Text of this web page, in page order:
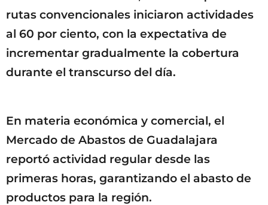
rutas convencionales iniciaron actividades
al 60 por ciento, con la expectativa de
incrementar gradualmente la cobertura
durante el transcurso del día.
En materia económica y comercial, el
Mercado de Abastos de Guadalajara
reportó actividad regular desde las
primeras horas, garantizando el abasto de
productos para la región.